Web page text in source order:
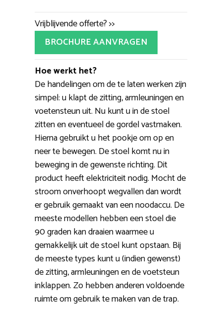
Vrijblijvende offerte? >>
BROCHURE AANVRAGEN
Hoe werkt het?
De handelingen om de te laten werken zijn
simpel: u klapt de zitting, armleuningen en
voetensteun uit. Nu kunt u in de stoel
zitten en eventueel de gordel vastmaken.
Hierna gebruikt u het pookje om op en
neer te bewegen. De stoel komt nu in
beweging in de gewenste richting. Dit
product heeft elektriciteit nodig. Mocht de
stroom onverhoopt wegvallen dan wordt
er gebruik gemaakt van een noodaccu. De
meeste modellen hebben een stoel die
90 graden kan draaien waarmee u
gemakkelijk uit de stoel kunt opstaan. Bij
de meeste types kunt u (indien gewenst)
de zitting, armleuningen en de voetsteun
inklappen. Zo hebben anderen voldoende
ruimte om gebruik te maken van de trap.